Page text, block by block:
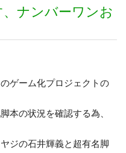
ナンバーワンお
ゲーム化プロジェクトの
本の状況を確認する為、
ジの石井輝義と超有名脚